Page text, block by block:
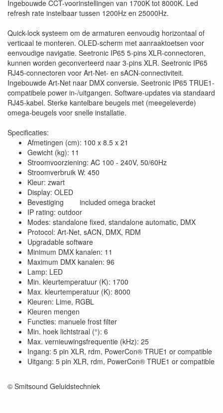
Ingebouwde CCT-voorinstellingen van 1700K tot 8000K. Led
refresh rate instelbaar tussen 1200Hz en 25000Hz.
Quick-lock systeem om de armaturen eenvoudig horizontaal of
verticaal te monteren. OLED-scherm met aanraaktoetsen voor
eenvoudige navigatie. Seetronic IP65 5-pins XLR-connectoren,
kunnen worden geconverteerd naar 3-pins XLR. Seetronic IP65
RJ45-connectoren voor Art-Net- en sACN-connectiviteit.
Ingebouwde Art-Net naar DMX conversie. Seetronic IP65 TRUE1-
compatibele power in-/uitgangen. Software-updates via standaard
RJ45-kabel. Sterke kantelbare beugels met (meegeleverde)
omega-beugels voor snelle installatie.
Specificaties:
Afmetingen (cm): 100 x 8.5 x 21
Gewicht (kg): 11
Stroomvoorziening: AC 100 - 240V, 50/60Hz
Stroomverbruik W: 450
Kleur: zwart
Display: OLED
Bevestiging included omega bracket
IP rating: outdoor
Modes: standalone fixed, standalone automatic, DMX
Protocol: Art-Net, sACN, DMX, RDM
Upgradable software
Minimum DMX kanalen: 11
Maximum DMX kanalen: 96
Lamp: LED
Min. kleurtemperatuur (K): 1700
Max. kleurtemperatuur (K): 8000
Kleuren: Lime, RGBL
Kleuren mengen
Functies: manuele frost filter
Min. hoek lichtstraal (°): 6
Max. vernieuwingsfrequentie (kHz): 25
Ingang: 5 pin XLR, rdm, PowerCon® TRUE1 or compatible
Uitgang: 5 pin XLR, rdm, PowerCon® TRUE1 or compatible
© Smitsound Geluidstechniek